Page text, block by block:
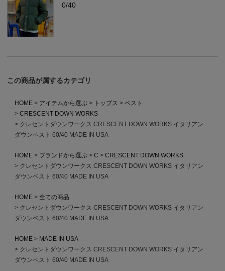
0/40
この商品が属するカテゴリ
HOME アイテムから選ぶ トップス
ベスト
CRESCENT DOWN WORKS
クレセントダウンワークス CRESCENT DOWN WORKS イタリアン
ダウンベスト 60/40 MADE IN USA
HOME ブランドから選ぶ C
CRESCENT DOWN WORKS
クレセントダウンワークス CRESCENT DOWN WORKS イタリアン
ダウンベスト 60/40 MADE IN USA
HOME
全ての商品
クレセントダウンワークス CRESCENT DOWN WORKS イタリアン
ダウンベスト 60/40 MADE IN USA
HOME
MADE IN USA
クレセントダウンワークス CRESCENT DOWN WORKS イタリアン
ダウンベスト 60/40 MADE IN USA